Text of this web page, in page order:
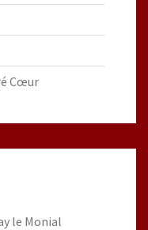
Cœur
le Monial